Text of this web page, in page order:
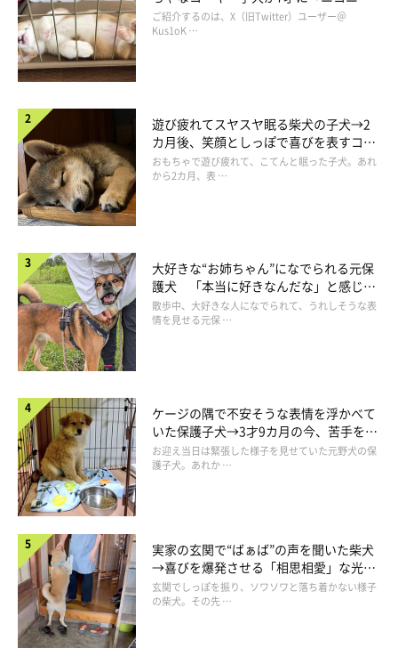
お迎え5日目のおもちちゃん（生後5カ月）
@__cogi_omochi12
こちらは、お迎え5日目の生後5カ月のおもちちゃんです。生後2
カ月、4カ月の写真と見比べると、おでこのあたりの毛色の変化
が印象的ですね。
飼い主さんは、実際におもちちゃんと暮らしてみて、お迎えする
飼い主さん：
「お迎えして1週間も経ってないのにみんなに懐いてニコニコし
てくれて、思っていた印象と全然違いました」
コ“コーギースマイル”が魅力のコに成
長！
ご紹介するのは、X（旧Twitter）ユーザー＠
Kus1oK …
遊び疲れてスヤスヤ眠る柴犬の子犬→2
カ月後、笑顔としっぽで喜びを表すコに
成長！
おもちゃで遊び疲れて、こてんと眠った子犬。あれ
から2カ月、表 …
大好きな“お姉ちゃん”になでられる元保
護犬 「本当に好きなんだな」と感じる
表情にほっこり
散歩中、大好きな人になでられて、うれしそうな表
情を見せる元保 …
ケージの隅で不安そうな表情を浮かべて
いた保護子犬→3才9カ月の今、苦手を克
服し頼もしいコに成長！
お迎え当日は緊張した様子を見せていた元野犬の保
護子犬。あれか …
実家の玄関で“ばぁば”の声を聞いた柴犬
→喜びを爆発させる「相思相愛」な光景
にほっこり
玄関でしっぽを振り、ソワソワと落ち着かない様子
の柴犬。その先 …